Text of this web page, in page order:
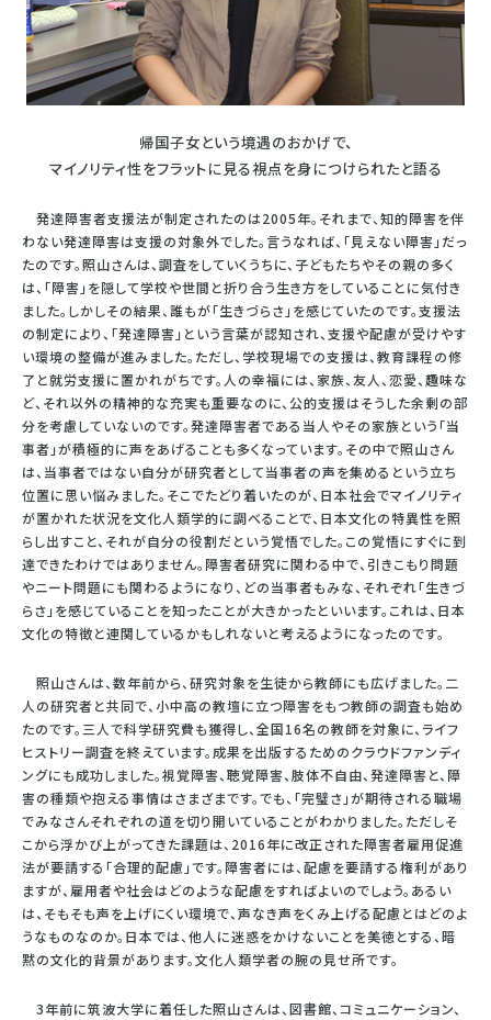
帰国子女という境遇のおかげで、
マイノリティ性をフラットに見る視点を身につけられたと語る
発達障害者支援法が制定されたのは2005年。それまで、知的障害を伴
わない発達障害は支援の対象外でした。言うなれば、「見えない障害」だっ
たのです。照山さんは、調査をしていくうちに、子どもたちやその親の多く
は、「障害」を隠して学校や世間と折り合う生き方をしていることに気付き
ました。しかしその結果、誰もが「生きづらさ」を感じていたのです。支援法
の制定により、「発達障害」という言葉が認知され、支援や配慮が受けやす
い環境の整備が進みました。ただし、学校現場での支援は、教育課程の修
了と就労支援に置かれがちです。人の幸福には、家族、友人、恋愛、趣味な
ど、それ以外の精神的な充実も重要なのに、公的支援はそうした余剰の部
分を考慮していないのです。発達障害者である当人やその家族という「当
事者」が積極的に声をあげることも多くなっています。その中で照山さん
は、当事者ではない自分が研究者として当事者の声を集めるという立ち
位置に思い悩みました。そこでたどり着いたのが、日本社会でマイノリティ
が置かれた状況を文化人類学的に調べることで、日本文化の特異性を照
らし出すこと、それが自分の役割だという覚悟でした。この覚悟にすぐに到
達できたわけではありません。障害者研究に関わる中で、引きこもり問題
やニート問題にも関わるようになり、どの当事者もみな、それぞれ「生きづ
らさ」を感じていることを知ったことが大きかったといいます。これは、日本
文化の特徴と連関しているかもしれないと考えるようになったのです。
照山さんは、数年前から、研究対象を生徒から教師にも広げました。二
人の研究者と共同で、小中高の教壇に立つ障害をもつ教師の調査も始め
たのです。三人で科学研究費も獲得し、全国16名の教師を対象に、ライフ
ヒストリー調査を終えています。成果を出版するためのクラウドファンディ
ングにも成功しました。視覚障害、聴覚障害、肢体不自由、発達障害と、障
害の種類や抱える事情はさまざまです。でも、「完璧さ」が期待される職場
でみなさんそれぞれの道を切り開いていることがわかりました。ただしそ
こから浮かび上がってきた課題は、2016年に改正された障害者雇用促進
法が要請する「合理的配慮」です。障害者には、配慮を要請する権利があり
ますが、雇用者や社会はどのような配慮をすればよいのでしょう。あるい
は、そもそも声を上げにくい環境で、声なき声をくみ上げる配慮とはどのよ
うなものなのか。日本では、他人に迷惑をかけないことを美徳とする、暗
黙の文化的背景があります。文化人類学者の腕の見せ所です。
3年前に筑波大学に着任した照山さんは、図書館、コミュニケーション、